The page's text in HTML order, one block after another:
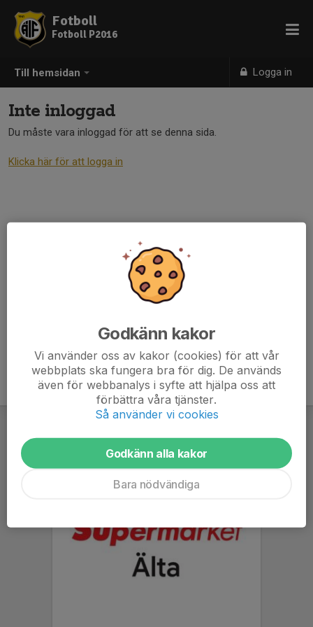
Till hemsidan Logga in
Fotboll
Fotboll P2016
Inte inloggad
Du måste vara inloggad för att se denna sida.
Klicka här för att logga in
Godkänn kakor
Vi använder oss av kakor (cookies) för att vår
webbplats ska fungera bra för dig. De används
även för webbanalys i syfte att hjälpa oss att
förbättra våra tjänster.
Så använder vi cookies
Godkänn alla kakor
Bara nödvändiga